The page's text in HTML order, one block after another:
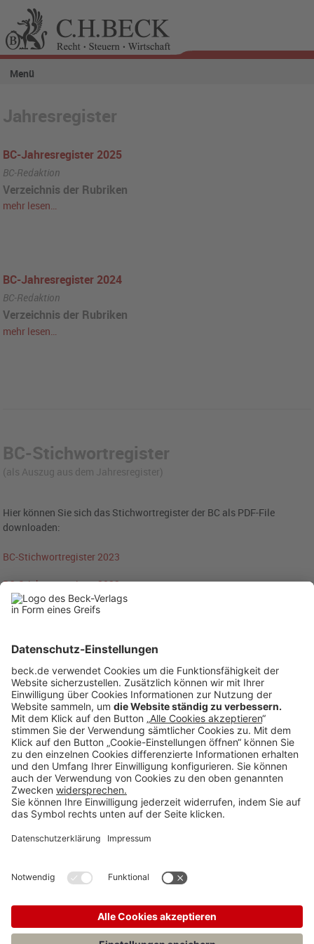
Menü
Jahresregister
BC-Jahresregister 2025
BC-Redaktion
Verzeichnis der Rubriken
mehr lesen…
BC-Jahresregister 2024
BC-Redaktion
Verzeichnis der Rubriken
mehr lesen…
BC-Stichwortregister
(als Auszug aus dem Jahresregister)
Hier können Sie sich das Stichwortregister der BC als PDF-File
downloaden:
BC-Stichwortregister 2023
BC-Stichwortregister 2022
Anzeigen